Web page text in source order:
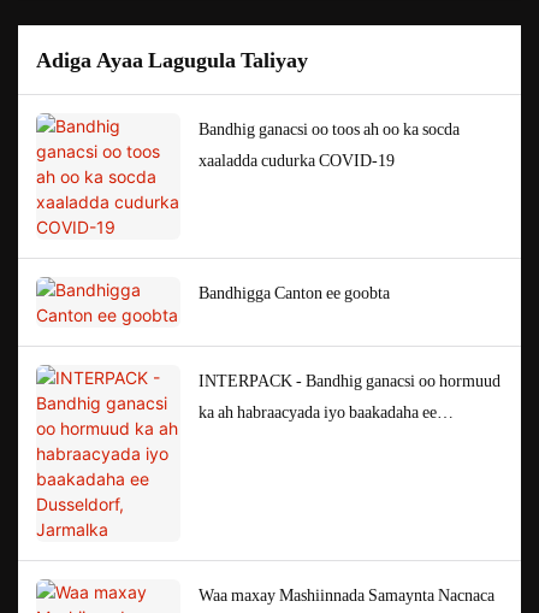
Adiga Ayaa Lagugula Taliyay
Bandhig ganacsi oo toos ah oo ka socda
xaaladda cudurka COVID-19
Bandhigga Canton ee goobta
INTERPACK - Bandhig ganacsi oo hormuud
ka ah habraacyada iyo baakadaha ee
Waa maxay Mashiinnada Samaynta Nacnaca